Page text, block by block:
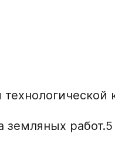
работ.5